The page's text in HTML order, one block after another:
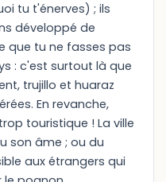
tu t'énerves) ; ils
développé de
que tu ne fasses pas
: c'est surtout là que
trujillo et huaraz
En revanche,
touristique ! La ville
son âme ; ou du
aux étrangers qui